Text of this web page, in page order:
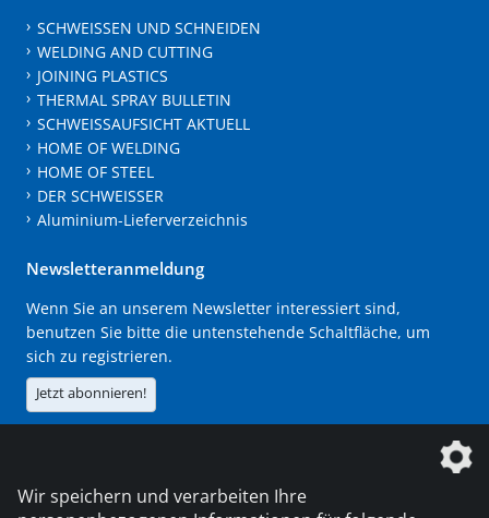
SCHWEISSEN UND SCHNEIDEN
WELDING AND CUTTING
JOINING PLASTICS
THERMAL SPRAY BULLETIN
SCHWEISSAUFSICHT AKTUELL
HOME OF WELDING
HOME OF STEEL
DER SCHWEISSER
Aluminium-Lieferverzeichnis
Newsletteranmeldung
Wenn Sie an unserem Newsletter interessiert sind,
benutzen Sie bitte die untenstehende Schaltfläche, um
sich zu registrieren.
Jetzt abonnieren!
Die DVS Media GmbH ist ein Unternehmen der
Wir speichern und verarbeiten Ihre